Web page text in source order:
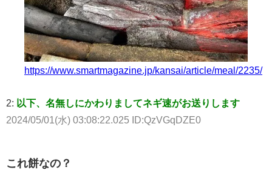
https://www.smartmagazine.jp/kansai/article/meal/2235/
2: 以下、名無しにかわりましてネギ速がお送りします
2024/05/01(水) 03:08:22.025 ID:QzVGqDZE0
これ餅なの？